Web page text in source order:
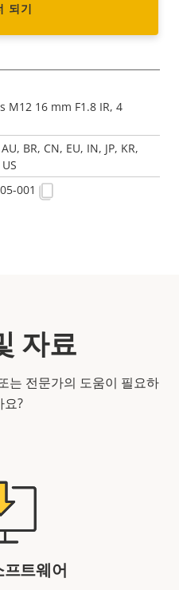
되기
M12 16 mm F1.8 IR, 4
BR, CN, EU, IN, JP, KR,
001
자료
는 전문가의 도움이 필요하
요?
트웨어